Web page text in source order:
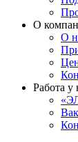
О
О
Работа у